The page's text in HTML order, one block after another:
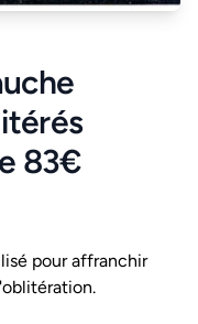
83€
pour affranchir